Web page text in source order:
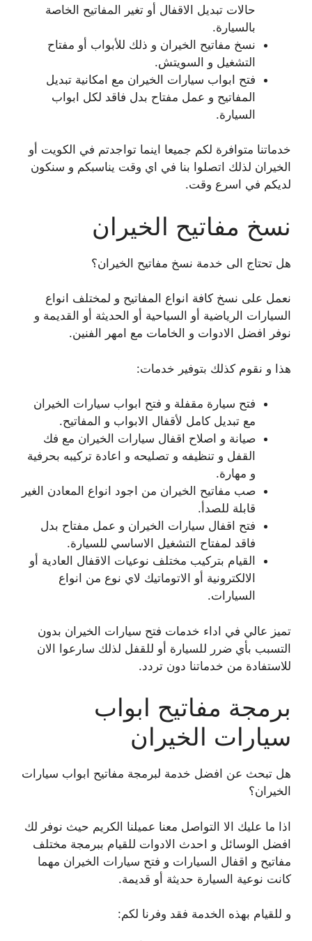
حالات تبديل الاقفال أو تغير المفاتيح الخاصة
بالسيارة.
نسخ مفاتيح الخيران و ذلك للأبواب أو مفتاح
التشغيل و السويتش.
فتح ابواب سيارات الخيران مع امكانية تبديل
المفاتيح و عمل مفتاح بدل فاقد لكل ابواب
السيارة.
خدماتنا متوافرة لكم جميعا اينما تواجدتم في الكويت أو
الخيران لذلك اتصلوا بنا في اي وقت يناسبكم و سنكون
لديكم في اسرع وقت.
نسخ مفاتيح الخيران
هل تحتاج الى خدمة نسخ مفاتيح الخيران؟
نعمل على نسخ كافة انواع المفاتيح و لمختلف انواع
السيارات الرياضية أو السياحية أو الحديثة أو القديمة و
نوفر افضل الادوات و الخامات مع امهر الفنين.
هذا و نقوم كذلك بتوفير خدمات:
فتح سيارة مقفلة و فتح ابواب سيارات الخيران
مع تبديل كامل لأقفال الابواب و المفاتيح.
صيانة و اصلاح اقفال سيارات الخيران مع فك
القفل و تنظيفه و تصليحه و اعادة تركيبه بحرفية
و مهارة.
صب مفاتيح الخيران من اجود انواع المعادن الغير
قابلة للصدأ.
فتح اقفال سيارات الخيران و عمل مفتاح بدل
فاقد لمفتاح التشغيل الاساسي للسيارة.
القيام بتركيب مختلف نوعيات الاقفال العادية أو
الالكترونية أو الاتوماتيك لاي نوع من انواع
السيارات.
تميز عالي في اداء خدمات فتح سيارات الخيران بدون
التسبب بأي ضرر للسيارة أو للقفل لذلك سارعوا الان
للاستفادة من خدماتنا دون تردد.
برمجة مفاتيح ابواب
سيارات الخيران
هل تبحث عن افضل خدمة لبرمجة مفاتيح ابواب سيارات
الخيران؟
اذا ما عليك الا التواصل معنا عميلنا الكريم حيث نوفر لك
افضل الوسائل و احدث الادوات للقيام ببرمجة مختلف
مفاتيح و اقفال السيارات و فتح سيارات الخيران مهما
كانت نوعية السيارة حديثة أو قديمة.
و للقيام بهذه الخدمة فقد وفرنا لكم: